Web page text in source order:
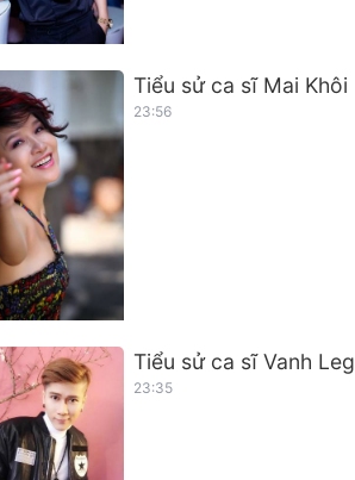
Tiểu sử ca sĩ Mai Khôi
23:56
Tiểu sử ca sĩ Vanh Leg
23:35